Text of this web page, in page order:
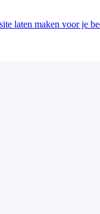
laten maken voor je